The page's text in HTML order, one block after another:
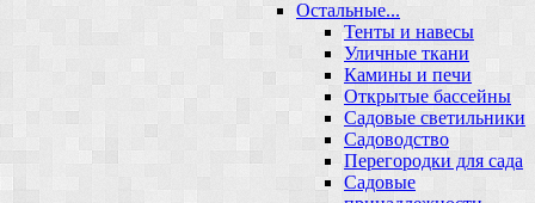
Остальные...
Тенты и навесы
Уличные ткани
Камины и печи
Открытые бассейны
Садовые светильники
Садоводство
Перегородки для сада
Садовые